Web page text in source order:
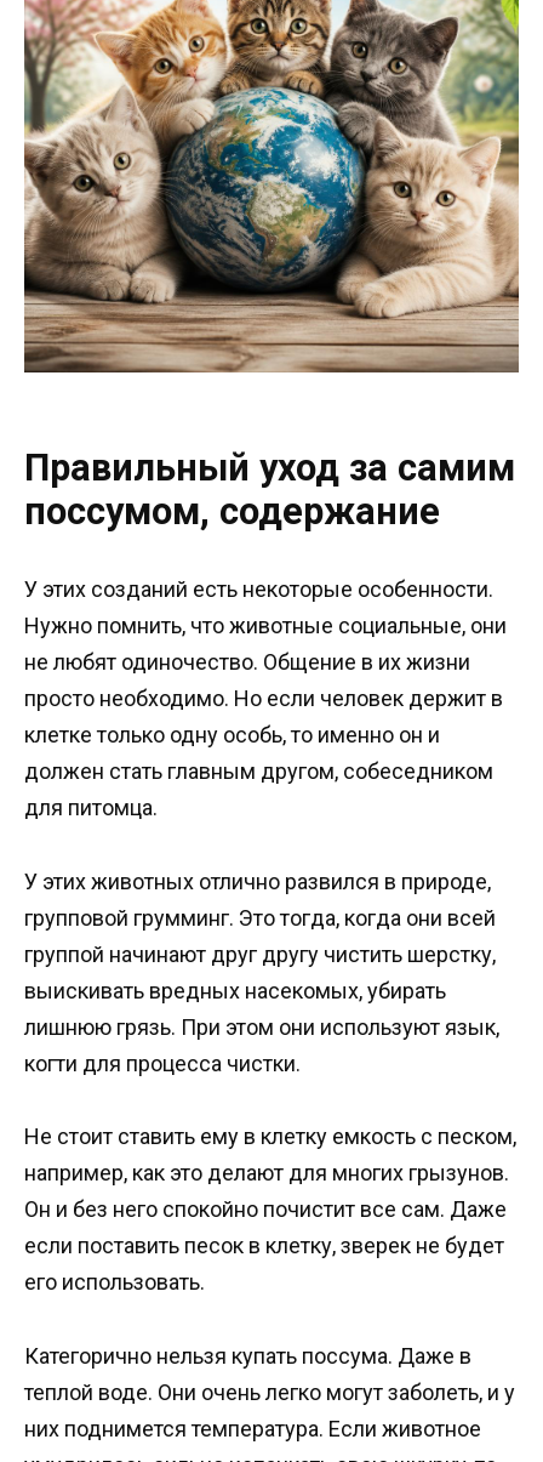
Правильный уход за самим
поссумом, содержание
У этих созданий есть некоторые особенности.
Нужно помнить, что животные социальные, они
не любят одиночество. Общение в их жизни
просто необходимо. Но если человек держит в
клетке только одну особь, то именно он и
должен стать главным другом, собеседником
для питомца.
У этих животных отлично развился в природе,
групповой грумминг. Это тогда, когда они всей
группой начинают друг другу чистить шерстку,
выискивать вредных насекомых, убирать
лишнюю грязь. При этом они используют язык,
когти для процесса чистки.
Не стоит ставить ему в клетку емкость с песком,
например, как это делают для многих грызунов.
Он и без него спокойно почистит все сам. Даже
если поставить песок в клетку, зверек не будет
его использовать.
Категорично нельзя купать поссума. Даже в
теплой воде. Они очень легко могут заболеть, и у
них поднимется температура. Если животное